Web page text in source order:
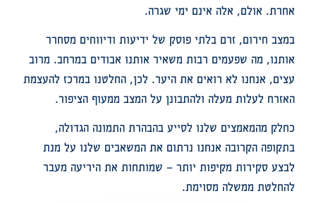
אחרת. אולם, אלה אינם ימי שגרה.
במצב חירום, זרם בלתי פוסק של ידיעות ודיווחים מסחרר
אותנו, מה שפעמים רבות משאיר אותנו אבודים במרחב. מרוב
עצים, אנחנו לא רואים את היער. לכן, החלטנו במרכז להעצמת
האזרח לעלות מעלה ולהתבונן על המצב ממעוף הציפור.
כחלק מהמאמצים שלנו לסייע בהבהרת התמונה הגדולה,
בתקופה הקרובה אנחנו נרתום את המשאבים שלנו על מנת
לבצע סקירות מקיפות יותר – שמותחות את היריעה מעבר
להחלטת ממשלה מסוימת.